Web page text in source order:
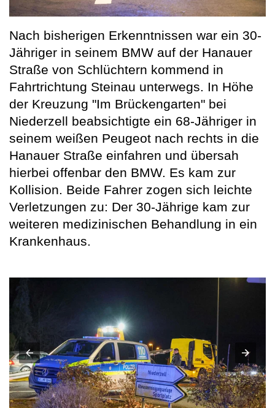
Nach bisherigen Erkenntnissen war ein 30-
Jähriger in seinem BMW auf der Hanauer
Straße von Schlüchtern kommend in
Fahrtrichtung Steinau unterwegs. In Höhe
der Kreuzung "Im Brückengarten" bei
Niederzell beabsichtigte ein 68-Jähriger in
seinem weißen Peugeot nach rechts in die
Hanauer Straße einfahren und übersah
hierbei offenbar den BMW. Es kam zur
Kollision. Beide Fahrer zogen sich leichte
Verletzungen zu: Der 30-Jährige kam zur
weiteren medizinischen Behandlung in ein
Krankenhaus.